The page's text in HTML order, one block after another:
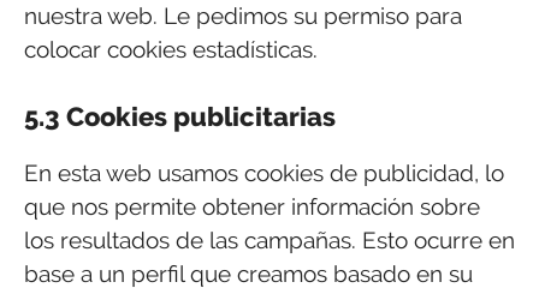
nuestra web. Le pedimos su permiso para
colocar cookies estadísticas.
5.3 Cookies publicitarias
En esta web usamos cookies de publicidad, lo
que nos permite obtener información sobre
los resultados de las campañas. Esto ocurre en
base a un perfil que creamos basado en su